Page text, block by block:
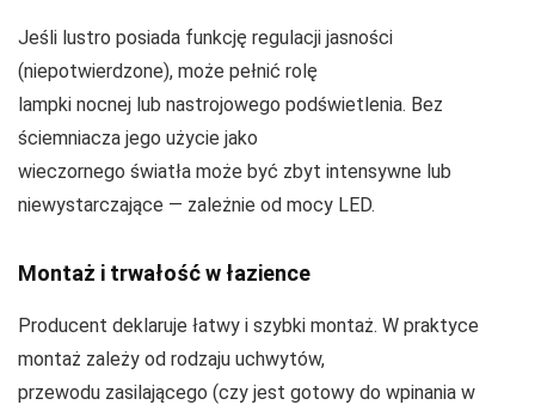
Jeśli lustro posiada funkcję regulacji jasności
(niepotwierdzone), może pełnić rolę
lampki nocnej lub nastrojowego podświetlenia. Bez
ściemniacza jego użycie jako
wieczornego światła może być zbyt intensywne lub
niewystarczające — zależnie od mocy LED.
Montaż i trwałość w łazience
Producent deklaruje łatwy i szybki montaż. W praktyce
montaż zależy od rodzaju uchwytów,
przewodu zasilającego (czy jest gotowy do wpinania w